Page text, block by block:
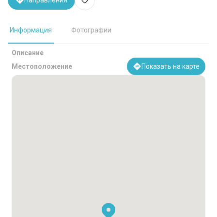
Информация Фотографии
Описание
Местоположение
Показать на карте